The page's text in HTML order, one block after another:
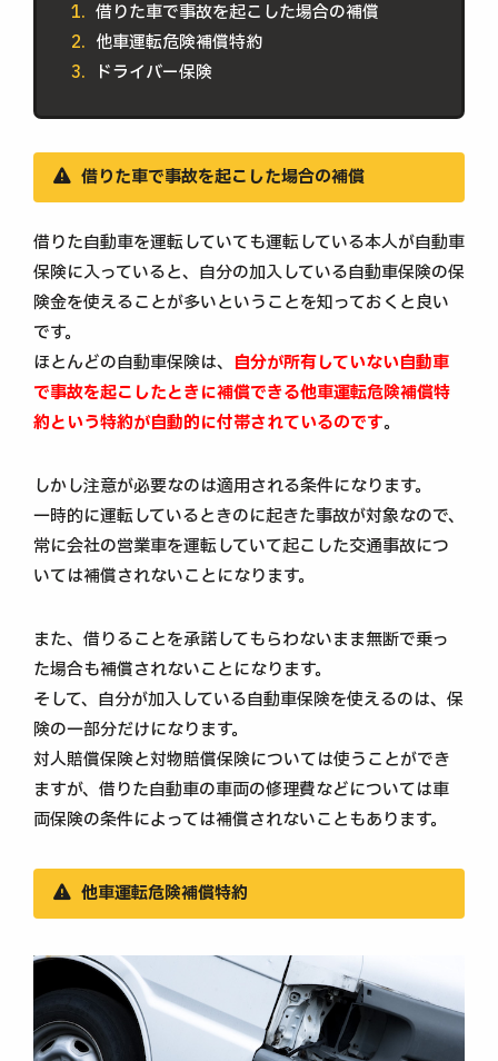
借りた車で事故を起こした場合の補償
他車運転危険補償特約
ドライバー保険
借りた車で事故を起こした場合の補償
借りた自動車を運転していても運転している本人が自動車
保険に入っていると、自分の加入している自動車保険の保
険金を使えることが多いということを知っておくと良い
です。
ほとんどの自動車保険は、 自分が所有していない自動車
で事故を起こしたときに補償できる他車運転危険補償特
約という特約が自動的に付帯されているのです。
しかし注意が必要なのは適用される条件になります。
一時的に運転しているときのに起きた事故が対象なので、
常に会社の営業車を運転していて起こした交通事故につ
いては補償されないことになります。
また、借りることを承諾してもらわないまま無断で乗っ
た場合も補償されないことになります。
そして、自分が加入している自動車保険を使えるのは、保
険の一部分だけになります。
対人賠償保険と対物賠償保険については使うことができ
ますが、借りた自動車の車両の修理費などについては車
両保険の条件によっては補償されないこともあります。
他車運転危険補償特約